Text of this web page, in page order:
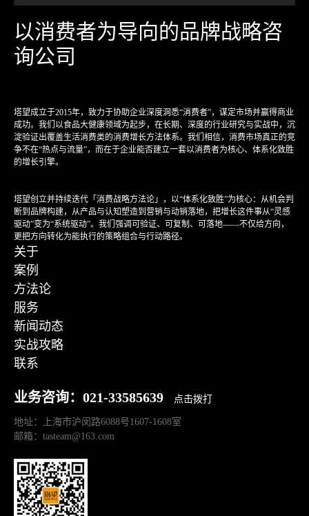
以消费者为导向的品牌战略咨
询公司
塔望成立于2015年，致力于协助企业深度洞悉“消费者”，谋定市场并赢得商业
成功。我们以食品大健康领域为起步，在长期、深度的行业研究与实战中，沉
淀验证出覆盖生活消费类的消费增长方法体系。我们相信，消费市场真正的竞
争不在“热点与流量”，而在于企业能否建立一套以消费者为核心、体系化致胜
的增长引擎。
塔望创立并持续迭代「消费战略方法论」，以“体系化致胜”为核心：从机会判
断到品牌构建，从产品与认知塑造到营销与动销落地，把增长这件事从“灵感
驱动”变为“系统驱动”。我们强调可验证、可复制、可落地——不仅给方向，
更把方向转化为能执行的策略组合与行动路径。
关于
案例
方法论
服务
新闻动态
实战攻略
联系
业务咨询：021-33585639 点击拨打
地址：上海市沪闵路6088号1607-1608室
邮箱：tasteam@163.com